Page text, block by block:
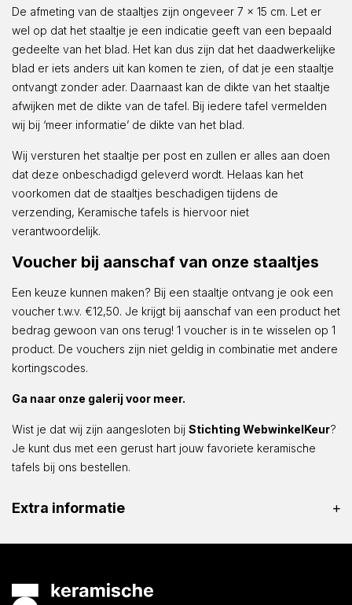
De afmeting van de staaltjes zijn ongeveer 7 x 15 cm. Let er
wel op dat het staaltje je een indicatie geeft van een bepaald
gedeelte van het blad. Het kan dus zijn dat het daadwerkelijke
blad er iets anders uit kan komen te zien, of dat je een staaltje
ontvangt zonder ader. Daarnaast kan de dikte van het staaltje
afwijken met de dikte van de tafel. Bij iedere tafel vermelden
wij bij ‘meer informatie’ de dikte van het blad.
Wij versturen het staaltje per post en zullen er alles aan doen
dat deze onbeschadigd geleverd wordt. Helaas kan het
voorkomen dat de staaltjes beschadigen tijdens de
verzending, Keramische tafels is hiervoor niet
verantwoordelijk.
Voucher bij aanschaf van onze staaltjes
Een keuze kunnen maken? Bij een staaltje ontvang je ook een
voucher t.w.v. €12,50. Je krijgt bij aanschaf van een product het
bedrag gewoon van ons terug! 1 voucher is in te wisselen op 1
product. De vouchers zijn niet geldig in combinatie met andere
kortingscodes.
Ga naar onze galerij voor meer.
Wist je dat wij zijn aangesloten bij Stichting WebwinkelKeur?
Je kunt dus met een gerust hart jouw favoriete keramische
tafels bij ons bestellen.
Extra informatie